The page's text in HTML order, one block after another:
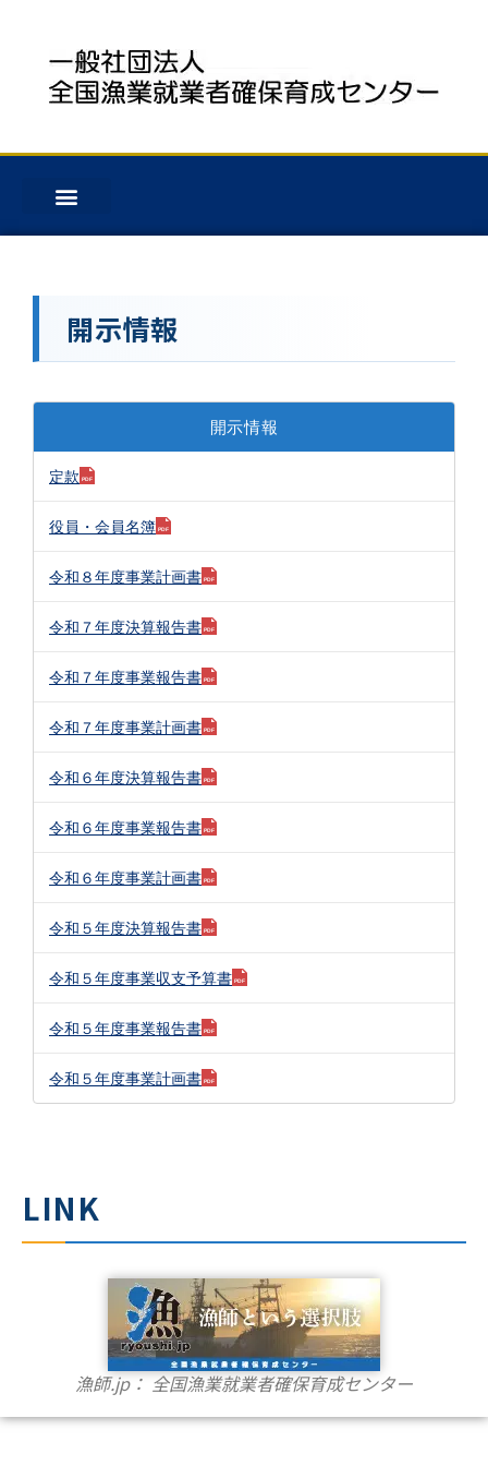
開示情報
開示情報
定款
役員・会員名簿
令和８年度事業計画書
令和７年度決算報告書
令和７年度事業報告書
令和７年度事業計画書
令和６年度決算報告書
令和６年度事業報告書
令和６年度事業計画書
令和５年度決算報告書
令和５年度事業収支予算書
令和５年度事業報告書
令和５年度事業計画書
LINK
漁師.jp： 全国漁業就業者確保育成センター